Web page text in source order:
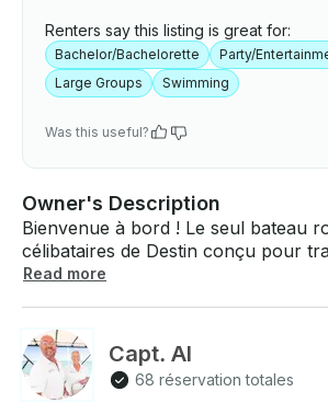
Renters say this listing is great for:
Bachelor/Bachelorette
Party/
Large Groups
Swimming
Was this useful?
Owner's Description
Bienvenue à bord ! Le seul bateau
célibataires de Destin conçu pour
18 personnes. Pensez au rose et
delà. Les excursions du matin
plus bas) et celles de l'après-midi
Tarif aussi bas que 250$ de l'heure,
Read more
Capt. Al
68 réservation totales